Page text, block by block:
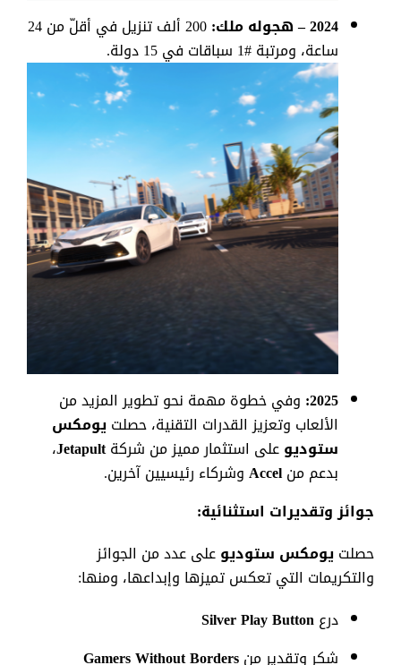
2024 – هجوله ملك:
200 ألف تنزيل في أقلّ من 24
ساعة، ومرتبة #1 سباقات في 15 دولة .
2025: وفيخطوةمهمة نحوتطوير المزيدمن
الألعاب وتعزيز القدرات التقنية،حصلتيومكس
ستوديوعلى استثمارمميزمن شركةJetapult،
بدعممنAccelوشركاء رئيسيينآخرين.
جوائزوتقديرات استثنائية:
حصلتيومكس ستوديوعلىعددمن الجوائز
والتكريمات التيتعكستميزها وإبداعها، ومنها:
درعSilver Play Button
شكر وتقدير منGamers Without Borders